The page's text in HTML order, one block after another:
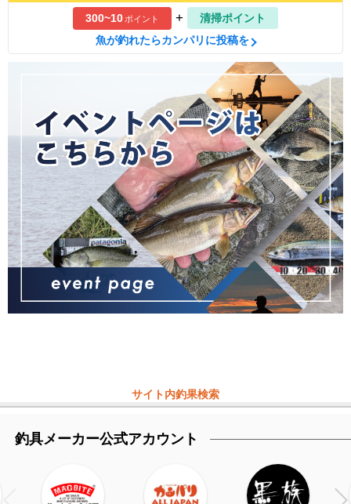
300~10ポイント +
清掃ポイント
魚が釣れたらカンパリに投稿を
サイト内釣果検索
釣具メーカー公式アカウント